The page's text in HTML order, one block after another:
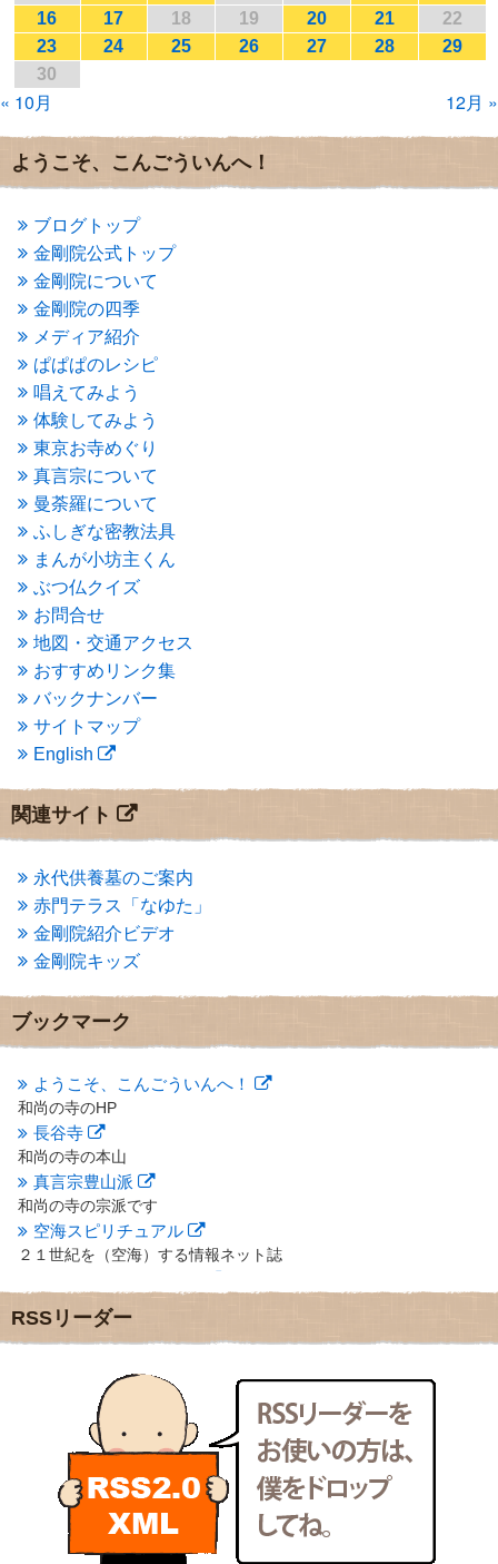
2017年1月(2)
2016年12月(4)
2016年11月(3)
2016年10月
2016年9月
2016年6月
(2)
2016年5月(3)
2016年4月
(4)
2016年3月(4)
2016年2月(5)
2016年1月(3)
2015年12月(6)
2015年11月(4)
2015年10月
(4)
2015年9月
(3)
2015年8月(4)
2015年7月(4)
2015年6月(3)
2015年5月(1)
2015年4月(1)
(3)
2015年2月(3)
2015年1月(1)
2014年12月 (2)
2014年9月
2014年5月(1)
2014年4月 (4)
2014年1月 (1)
2013年11月(4)
2013年10月 (2)
2013年9月(4)
2013年7月
(7)
2013年6月 (6)
2013年5月(13)
2013年4月(1)
2013年3月
(4)
2013年2月(6)
2013年1月(6)
2012年12月(7)
2012年10月(5)
2012年9月
(8)
2012年7月
(10)
2012年6月(14)
2012年5月
2012年4月(16)
2012年3月 (17)
2012年2月(20)
2012年1月(25)
2011年12月(22)
2011年11月(28)
2011年10月(31)
2011年9月(24)
2011年8月(21)
2011年6月(13)
2011年5月
2011年4月
(17)
2011年3月(15)
2011年2月(22)
2011年1月(22)
2010年12月(21)
2010年11月
(14)
16 17 18 19 20 21
22
23
24 25 26 27 28
29
30
« 10月 12月 »
ようこそ、こんごういんへ！
ブログトップ
金剛院公式トップ
金剛院について
金剛院の四季
メディア紹介
ぱぱぱのレシピ
唱えてみよう
体験してみよう
東京お寺めぐり
真言宗について
曼荼羅について
ふしぎな密教法具
まんが小坊主くん
ぶつ仏クイズ
お問合せ
地図・交通アクセス
おすすめリンク集
バックナンバー
サイトマップ
English
関連サイト
永代供養墓のご案内
赤門テラス「なゆた」
金剛院紹介ビデオ
金剛院キッズ
ブックマーク
ようこそ、こんごういんへ！
和尚の寺のHP
長谷寺
和尚の寺の本山
真言宗豊山派
和尚の寺の宗派です
空海スピリチュアル
２１世紀を（空海）する情報ネット誌
地域のライターさんです
小豆島 圓満寺
新聞屋の道具箱
新聞社で使われる用語の解説など
makotoさんの御符内巡礼記
東京の巡礼記です
POLYHEDON
いろいろなことが書いてあるよ
bunchan
あちこち行って！
RSSリーダー